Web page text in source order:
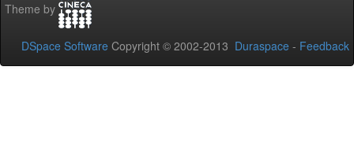
Theme by
DSpace Software Copyright © 2002-2013 Duraspace - Feedback